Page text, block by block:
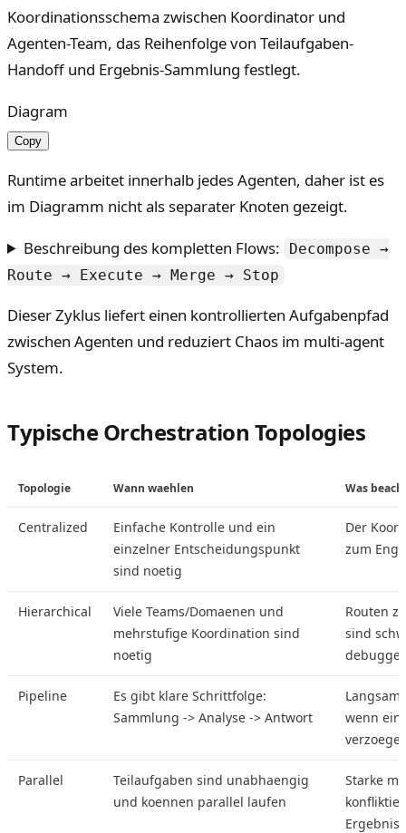
Koordinationsschema zwischen Koordinator und
Agenten-Team, das Reihenfolge von Teilaufgaben-
Handoff und Ergebnis-Sammlung festlegt.
Diagram
Copy
Runtime arbeitet innerhalb jedes Agenten, daher ist es
im Diagramm nicht als separater Knoten gezeigt.
Beschreibung des kompletten Flows:
Decompose →
Route → Execute → Merge → Stop
Dieser Zyklus liefert einen kontrollierten Aufgabenpfad
zwischen Agenten und reduziert Chaos im multi-agent
System.
Typische Orchestration Topologies
Topologie Wann waehlen Was
Centralized
Einfache Kontrolle und ein
einzelner Entscheidungspunkt
sind noetig
Der
zum
Hierarchical
Viele Teams/Domaenen und
mehrstufige Koordination sind
noetig
Routen
sind
Pipeline
Es gibt klare Schrittfolge:
Sammlung -> Analyse -> Antwort
wenn ein
Parallel
Teilaufgaben sind unabhaengig
und koennen parallel laufen
Starke